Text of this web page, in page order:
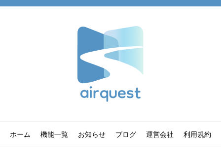
ホーム 機能一覧 お知らせ ブログ 運営会社 利用規約